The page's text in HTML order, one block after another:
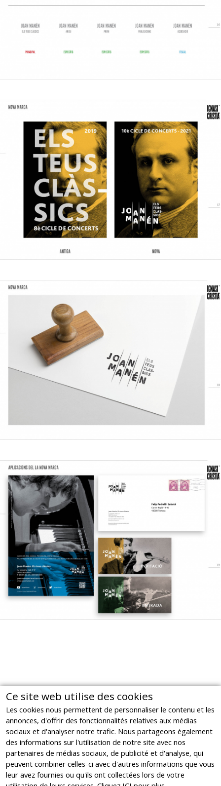
Ce site web utilise des cookies
Les cookies nous permettent de personnaliser le contenu et les
annonces, d'offrir des fonctionnalités relatives aux médias
sociaux et d'analyser notre trafic. Nous partageons également
des informations sur l'utilisation de notre site avec nos
partenaires de médias sociaux, de publicité et d'analyse, qui
peuvent combiner celles-ci avec d'autres informations que vous
leur avez fournies ou qu'ils ont collectées lors de votre